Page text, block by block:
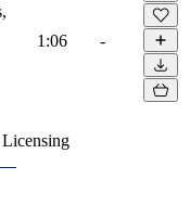
1:06 -
Licensing